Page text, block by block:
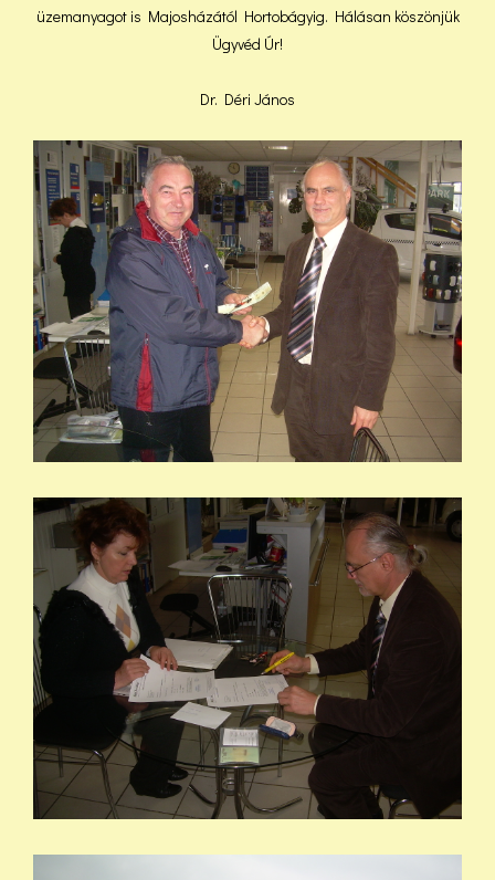
üzemanyagot is Majosházától Hortobágyig. Hálásan köszönjük
Ügyvéd Úr!
Dr. Déri János